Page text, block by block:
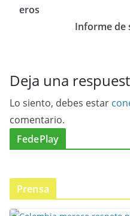
eros
Informe de
Deja una
Lo siento, debes estar
comentario.
FedePlay
Prensa